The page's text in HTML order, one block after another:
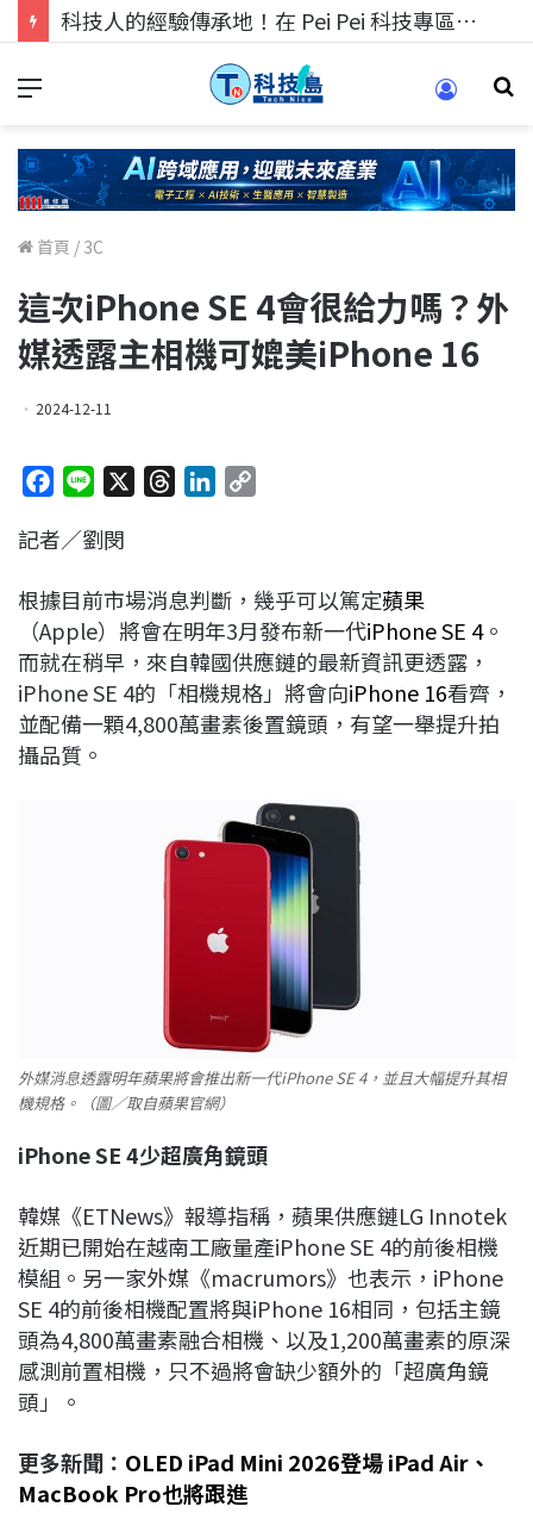
科技人的經驗傳承地！在 Pei Pei 科技專區，與學弟妹交流最硬核的技術
首頁 / 3C
這次iPhone SE 4會很給力嗎？外
媒透露主相機可媲美iPhone 16
2024-12-11
c
b
o
o
k
n
a
d
s
e
d
I
n
L
i
n
k
記者／劉閔
根據目前市場消息判斷，幾乎可以篤定蘋果
（Apple）將會在明年3月發布新一代iPhone SE 4。
而就在稍早，來自韓國供應鏈的最新資訊更透露，
iPhone SE 4的「相機規格」將會向iPhone 16看齊，
並配備一顆4,800萬畫素後置鏡頭，有望一舉提升拍
攝品質。
外媒消息透露明年蘋果將會推出新一代iPhone SE 4，並且大幅提升其相
機規格。（圖／取自蘋果官網）
iPhone SE 4少超廣角鏡頭
韓媒《ETNews》報導指稱，蘋果供應鏈LG Innotek
近期已開始在越南工廠量產iPhone SE 4的前後相機
模組。另一家外媒《macrumors》也表示，iPhone
SE 4的前後相機配置將與iPhone 16相同，包括主鏡
頭為4,800萬畫素融合相機、以及1,200萬畫素的原深
感測前置相機，只不過將會缺少額外的「超廣角鏡
頭」。
更多新聞： OLED iPad Mini 2026登場 iPad Air、
MacBook Pro也將跟進